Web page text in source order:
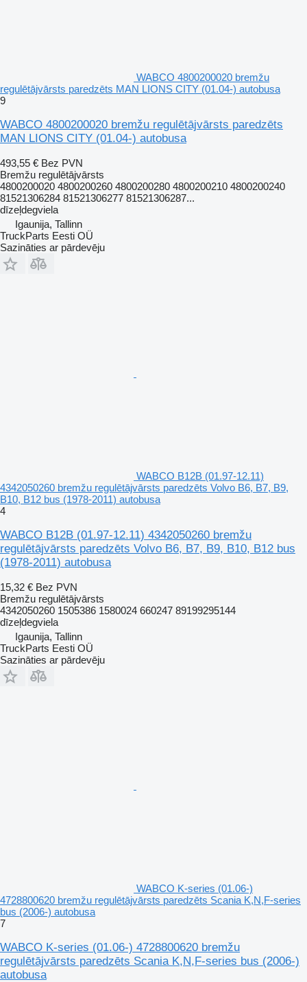
WABCO 4800200020 bremžu
regulētājvārsts paredzēts MAN LIONS CITY (01.04-) autobusa
9
WABCO 4800200020 bremžu regulētājvārsts paredzēts
MAN LIONS CITY (01.04-) autobusa
493,55 € Bez PVN
Bremžu regulētājvārsts
4800200020 4800200260 4800200280 4800200210 4800200240
81521306284 81521306277 81521306287...
dīzeļdegviela
Igaunija, Tallinn
TruckParts Eesti OÜ
Sazināties ar pārdevēju
WABCO B12B (01.97-12.11)
4342050260 bremžu regulētājvārsts paredzēts Volvo B6, B7, B9,
B10, B12 bus (1978-2011) autobusa
4
WABCO B12B (01.97-12.11) 4342050260 bremžu
regulētājvārsts paredzēts Volvo B6, B7, B9, B10, B12 bus
(1978-2011) autobusa
15,32 € Bez PVN
Bremžu regulētājvārsts
4342050260 1505386 1580024 660247 89199295144
dīzeļdegviela
Igaunija, Tallinn
TruckParts Eesti OÜ
Sazināties ar pārdevēju
WABCO K-series (01.06-)
4728800620 bremžu regulētājvārsts paredzēts Scania K,N,F-series
bus (2006-) autobusa
7
WABCO K-series (01.06-) 4728800620 bremžu
regulētājvārsts paredzēts Scania K,N,F-series bus (2006-)
autobusa